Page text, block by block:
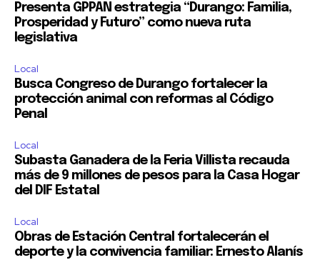
Presenta GPPAN estrategia “Durango: Familia,
Prosperidad y Futuro” como nueva ruta
legislativa
Local
Busca Congreso de Durango fortalecer la
protección animal con reformas al Código
Penal
Local
Subasta Ganadera de la Feria Villista recauda
más de 9 millones de pesos para la Casa Hogar
del DIF Estatal
Local
Obras de Estación Central fortalecerán el
deporte y la convivencia familiar: Ernesto Alanís